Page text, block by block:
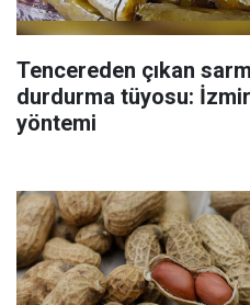
Tencereden çıkan
durdurma tüyosu:
yöntemi